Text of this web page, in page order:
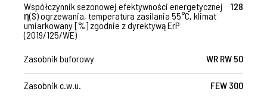
Współczynnik sezonowej efektywności energetycznej
η(S) ogrzewania, temperatura zasilania 55°C, klimat
umiarkowany [%] zgodnie z dyrektywą ErP
(2019/125/WE)
128
Zasobnik buforowy WR RW 50
Zasobnik c.w.u. FEW 300